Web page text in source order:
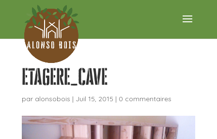
etagere_cave
par alonsobois | Juil 15, 2015 | 0 commentaires